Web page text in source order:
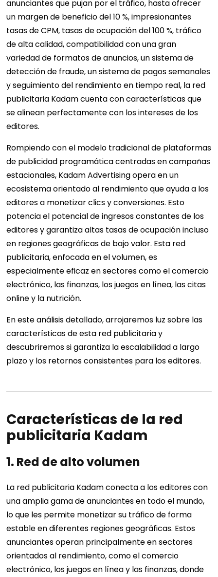
anunciantes que pujan por el tráfico, hasta ofrecer
un margen de beneficio del 10 %, impresionantes
tasas de CPM, tasas de ocupación del 100 %, tráfico
de alta calidad, compatibilidad con una gran
variedad de formatos de anuncios, un sistema de
detección de fraude, un sistema de pagos semanales
y seguimiento del rendimiento en tiempo real, la red
publicitaria Kadam cuenta con características que
se alinean perfectamente con los intereses de los
editores.
Rompiendo con el modelo tradicional de plataformas
de publicidad programática centradas en campañas
estacionales, Kadam Advertising opera en un
ecosistema orientado al rendimiento que ayuda a los
editores a monetizar clics y conversiones. Esto
potencia el potencial de ingresos constantes de los
editores y garantiza altas tasas de ocupación incluso
en regiones geográficas de bajo valor. Esta red
publicitaria, enfocada en el volumen, es
especialmente eficaz en sectores como el comercio
electrónico, las finanzas, los juegos en línea, las citas
online y la nutrición.
En este análisis detallado, arrojaremos luz sobre las
características de esta red publicitaria y
descubriremos si garantiza la escalabilidad a largo
plazo y los retornos consistentes para los editores.
Características de la red
publicitaria Kadam
1. Red de alto volumen
La red publicitaria Kadam conecta a los editores con
una amplia gama de anunciantes en todo el mundo,
lo que les permite monetizar su tráfico de forma
estable en diferentes regiones geográficas. Estos
anunciantes operan principalmente en sectores
orientados al rendimiento, como el comercio
electrónico, los juegos en línea y las finanzas, donde